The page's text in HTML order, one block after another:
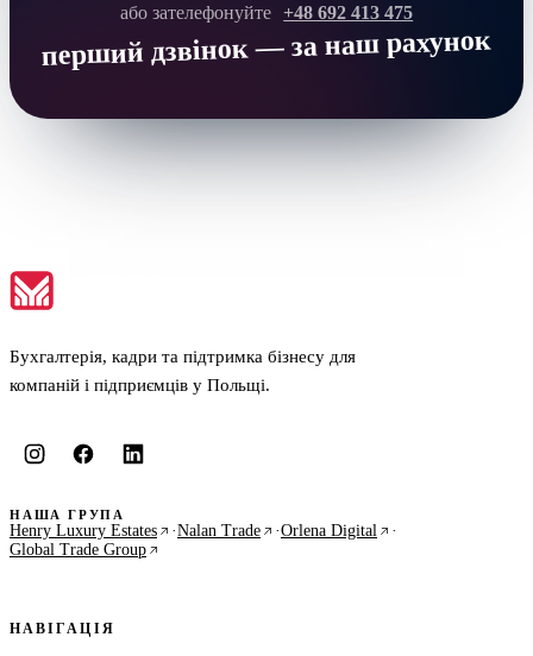
або зателефонуйте +48 692 413 475
перший дзвінок — за наш рахунок
Бухгалтерія, кадри та підтримка бізнесу для
компаній і підприємців у Польщі.
НАША ГРУПА
Henry Luxury Estates ·Nalan Trade ·Orlena Digital
·
Global Trade Group
НАВІГАЦІЯ